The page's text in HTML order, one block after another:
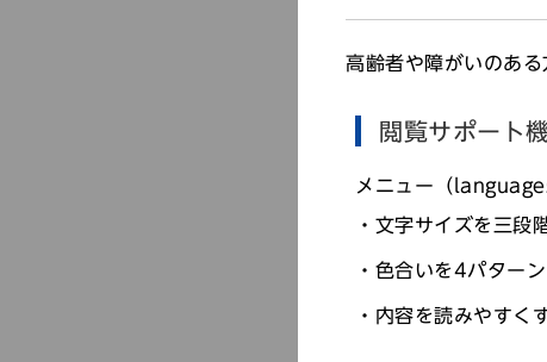
（
高齢者や障がいのあ
閲覧サポート
メニュー（
文字サイズを三段
色合いを4パター
内容を読みやすく